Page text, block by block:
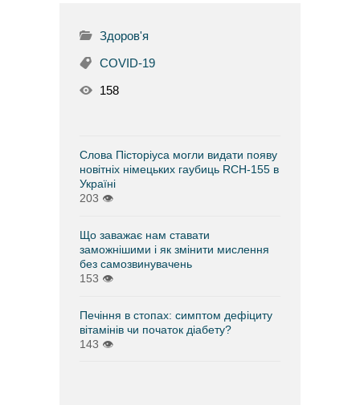
Здоров'я
COVID-19
158
Слова Пісторіуса могли видати появу
новітніх німецьких гаубиць RCH-155 в
Україні
203 👁
Що заважає нам ставати
заможнішими і як змінити мислення
без самозвинувачень
153 👁
Печіння в стопах: симптом дефіциту
вітамінів чи початок діабету?
143 👁